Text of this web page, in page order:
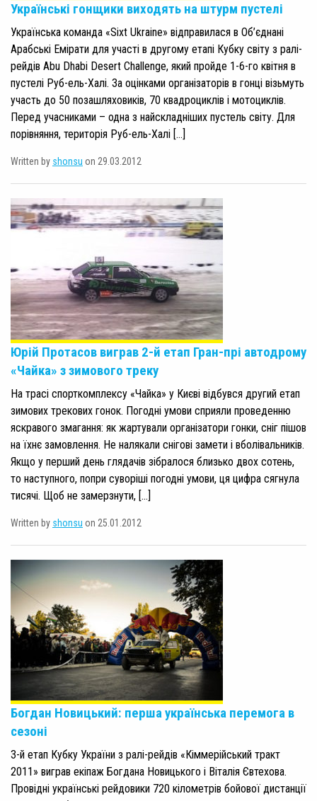
Українські гонщики виходять на штурм пустелі
Українська команда «Sixt Ukraine» відправилася в Об’єднані
Арабські Емірати для участі в другому етапі Кубку світу з ралі-
рейдів Abu Dhabi Desert Challenge, який пройде 1-6-го квітня в
пустелі Руб-ель-Халі. За оцінками організаторів в гонці візьмуть
участь до 50 позашляховиків, 70 квадроциклів і мотоциклів.
Перед учасниками – одна з найскладніших пустель світу. Для
порівняння, територія Руб-ель-Халі […]
Written by shonsu on 29.03.2012
Юрій Протасов виграв 2-й етап Гран-прі автодрому
«Чайка» з зимового треку
На трасі спорткомплексу «Чайка» у Києві відбувся другий етап
зимових трекових гонок. Погодні умови сприяли проведенню
яскравого змагання: як жартували організатори гонки, сніг пішов
на їхнє замовлення. Не налякали снігові замети і вболівальників.
Якщо у перший день глядачів зібралося близько двох сотень,
то наступного, попри суворіші погодні умови, ця цифра сягнула
тисячі. Щоб не замерзнути, […]
Written by shonsu on 25.01.2012
Богдан Новицький: перша українська перемога в
сезоні
3-й етап Кубку України з ралі-рейдів «Кіммерійський тракт
2011» виграв екіпаж Богдана Новицького і Віталія Євтехова.
Провідні українські рейдовики 720 кілометрів бойової дистанції